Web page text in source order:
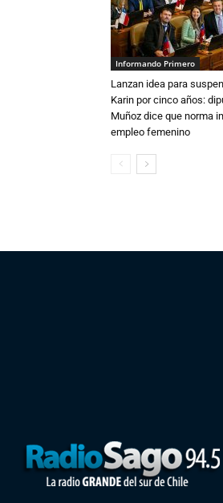
Informando Primero
Lanzan idea para
Karin por cinco años:
Muñoz dice que norma
empleo femenino